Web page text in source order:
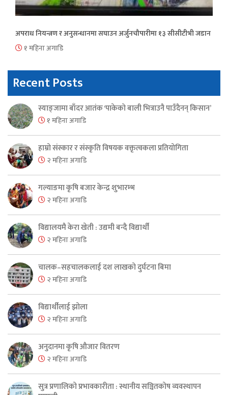
अपराध नियन्त्रण र अनुसन्धानमा सघाउन अर्जुनचौपारीमा १३ सीसीटीभी जडान
१ महिना अगाडि
Recent Posts
स्याङ्जामा बाँदर आतंक ‘पाकेको बाली भित्राउनै पाउँदैनन् किसान’
१ महिना अगाडि
हाम्रो संस्कार र संस्कृति विषयक वक्तृत्वकला प्रतियोगिता
२ महिना अगाडि
गल्याङमा कृषि बजार केन्द्र शुभारम्भ
२ महिना अगाडि
विद्यालयमै केरा खेती : उद्यमी बन्दै विद्यार्थी
२ महिना अगाडि
चालक–सहचालकलाई दश लाखको दुर्घटना बिमा
२ महिना अगाडि
विद्यार्थीलाई झोला
२ महिना अगाडि
अनुदानमा कृषि औजार वितरण
२ महिना अगाडि
सुत्र प्रणालिको प्रभावकारीता : स्थानीय सञ्चितकोष व्यवस्थापन